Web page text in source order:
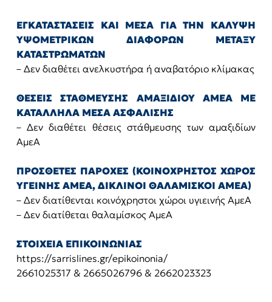
ΕΓΚΑΤΑΣΤΑΣΕΙΣ ΚΑΙ ΜΕΣΑ ΓΙΑ ΤΗΝ ΚΑΛΥΨΗ
ΥΨΟΜΕΤΡΙΚΩΝ ΔΙΑΦΟΡΩΝ ΜΕΤΑΞΥ
ΚΑΤΑΣΤΡΩΜΑΤΩΝ
– Δεν διαθέτει ανελκυστήρα ή αναβατόριο κλίμακας
ΘΕΣΕΙΣ ΣΤΑΘΜΕΥΣΗΣ ΑΜΑΞΙΔΙΟΥ ΑΜΕΑ ΜΕ
ΚΑΤΑΛΛΗΛΑ ΜΕΣΑ ΑΣΦΑΛΙΣΗΣ
– Δεν διαθέτει θέσεις στάθμευσης των αμαξιδίων
ΑμεΑ
ΠΡΟΣΘΕΤΕΣ ΠΑΡΟΧΕΣ (ΚΟΙΝΟΧΡΗΣΤΟΣ ΧΩΡΟΣ
ΥΓΕΙΝΗΣ ΑΜΕΑ, ΔΙΚΛΙΝΟΙ ΘΑΛΑΜΙΣΚΟΙ ΑΜΕΑ)
– Δεν διατίθενται κοινόχρηστοι χώροι υγιεινής ΑμεΑ
– Δεν διατίθεται θαλαμίσκος ΑμεΑ
ΣΤΟΙΧΕΙΑ ΕΠΙΚΟΙΝΩΝΙΑΣ
https://sarrislines.gr/epikoinonia/
2661025317 & 2665026796 & 2662023323